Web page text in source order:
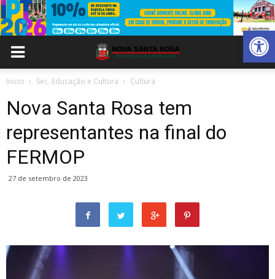
Abrir
Inicio Sec. Educação e Cultura Cultura
Nova Santa Rosa tem
representantes na final do
FERMOP
27 de setembro de 2023